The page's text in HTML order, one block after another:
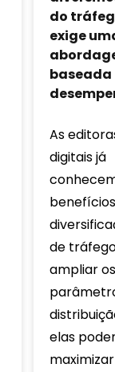
do
exige
baseada
As
digitais já
de
ampliar os
elas